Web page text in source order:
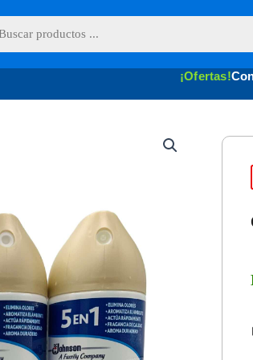
¡Ofertas!